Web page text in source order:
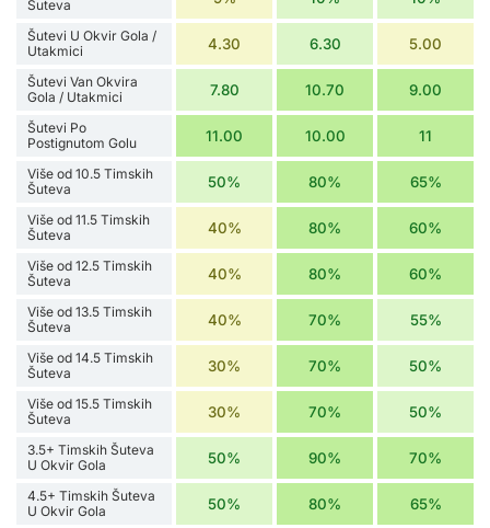
Šuteva
Šutevi U Okvir Gola /
Utakmici
4.30 6.30 5.00
Šutevi Van Okvira
Gola / Utakmici
7.80 10.70 9.00
Šutevi Po
Postignutom Golu
11.00 10.00 11
Više od 10.5 Timskih
Šuteva
50% 80% 65%
Više od 11.5 Timskih
Šuteva
40% 80% 60%
Više od 12.5 Timskih
Šuteva
40% 80% 60%
Više od 13.5 Timskih
Šuteva
40% 70% 55%
Više od 14.5 Timskih
Šuteva
30% 70% 50%
Više od 15.5 Timskih
Šuteva
30% 70% 50%
3.5+ Timskih Šuteva
U Okvir Gola
50% 90% 70%
4.5+ Timskih Šuteva
U Okvir Gola
50% 80% 65%